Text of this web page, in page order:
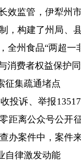
效监管，伊犁州
，构建了州局、
全州食品“两超一
消费者权益保护
征集疏通堵点
投诉、举报
距离公众号公开
办案件中，案件
自律激发动能